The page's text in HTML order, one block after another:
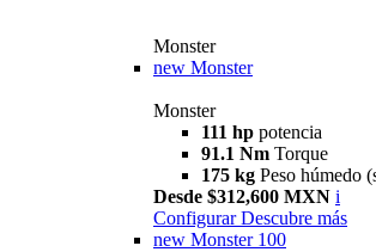
Monster
new Monster
Monster
111 hp potencia
91.1 Nm Torque
175 kg Peso húmedo
Desde $312,600 MXN i
Configurar Descubre más
new Monster 100